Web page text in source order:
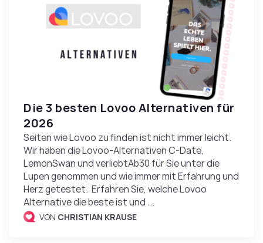
Die 3 besten Lovoo Alternativen für
2026
Seiten wie Lovoo zu finden ist nicht immer leicht.
Wir haben die Lovoo-Alternativen C-Date,
LemonSwan und verliebtAb30 für Sie unter die
Lupen genommen und wie immer mit Erfahrung und
Herz getestet. Erfahren Sie, welche Lovoo
Alternative die beste ist und ...
VON CHRISTIAN KRAUSE